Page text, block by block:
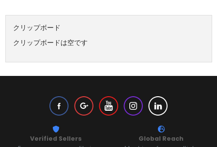
クリップボード
クリップボードは空です
Verified Sellers
Global Reach